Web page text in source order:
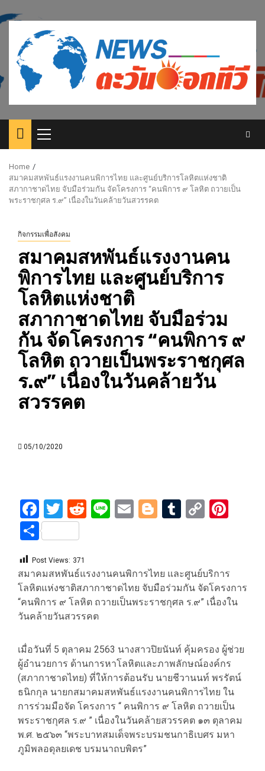
to
content
Primary
Menu
Home
สมาคมสหพันธ์แรงงานคนพิการไทย และศูนย์บริการโลหิตแห่งชาติ
สภากาชาดไทย จับมือร่วมกัน จัดโครงการ “คนพิการ ๙ โลหิต ถวายเป็น
พระราชกุศล ร.๙” เนื่องในวันคล้ายวันสวรรคต
กิจกรรมเพื่อสังคม
สมาคมสหพันธ์แรงงานคน
พิการไทย และศูนย์บริการ
โลหิตแห่งชาติ
สภากาชาดไทย จับมือร่วม
กัน จัดโครงการ “คนพิการ ๙
โลหิต ถวายเป็นพระราชกุศล
ร.๙” เนื่องในวันคล้ายวัน
สวรรคต
05/10/2020
Facebook
Twitter
Reddit
LineEmailBlogger
Tumblr
Copy
Share
Post Views: 371
สมาคมสหพันธ์แรงงานคนพิการไทย และศูนย์บริการ
โลหิตแห่งชาติสภากาชาดไทย จับมือร่วมกัน จัดโครงการ
“คนพิการ ๙ โลหิต ถวายเป็นพระราชกุศล ร.๙” เนื่องใน
วันคล้ายวันสวรรคต
เมื่อวันที่ 5 ตุลาคม 2563 นางสาวปิยนันท์ คุ้มครอง ผู้ช่วย
ผู้อำนวยการ ด้านการหาโลหิตและภาพลักษณ์องค์กร
(สภากาชาดไทย) ที่ให้การต้อนรับ นายชีวานนท์ พรรัตน์
ธนิกกุล นายกสมาคมสหพันธ์แรงงานคนพิการไทย ใน
การร่วมมือจัด โครงการ “ คนพิการ ๙ โลหิต ถวายเป็น
พระราชกุศล ร.๙ ” เนื่องในวันคล้ายสวรรคต ๑๓ ตุลาคม
พ.ศ. ๒๕๖๓ “พระบาทสมเด็จพระบรมชนกาธิเบศร มหา
ภูมิพลอดุลยเดช บรมนาถบพิตร”